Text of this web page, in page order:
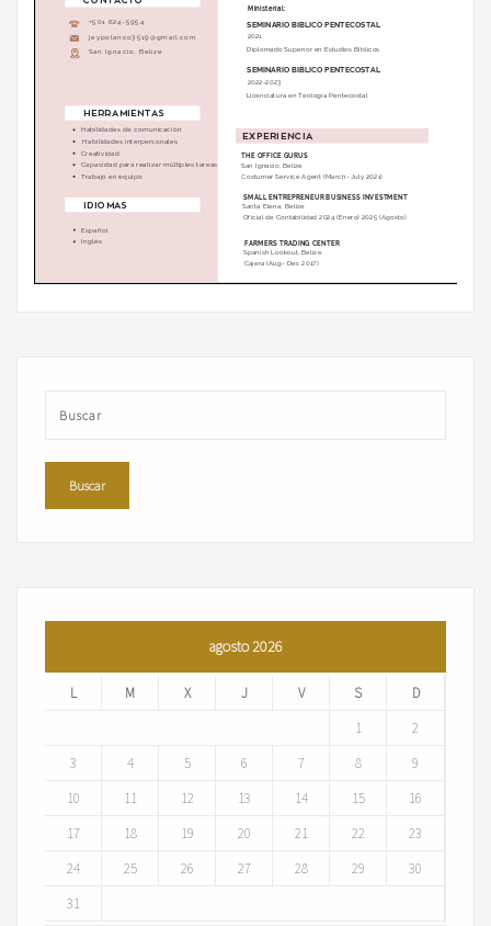
agosto 2026
L M X J V S
D
1
2
3
4 5 6 7 8
9
10
11 12 13 14 15
16
17
18 19 20 21 22
23
24
25 26 27 28 29
30
31